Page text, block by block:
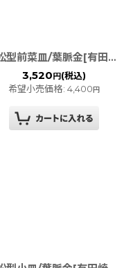
緑松型前菜皿/葉脈金[有田焼 幸楽窯]
3,520 円(税込)
希望小売価格: 4,400円